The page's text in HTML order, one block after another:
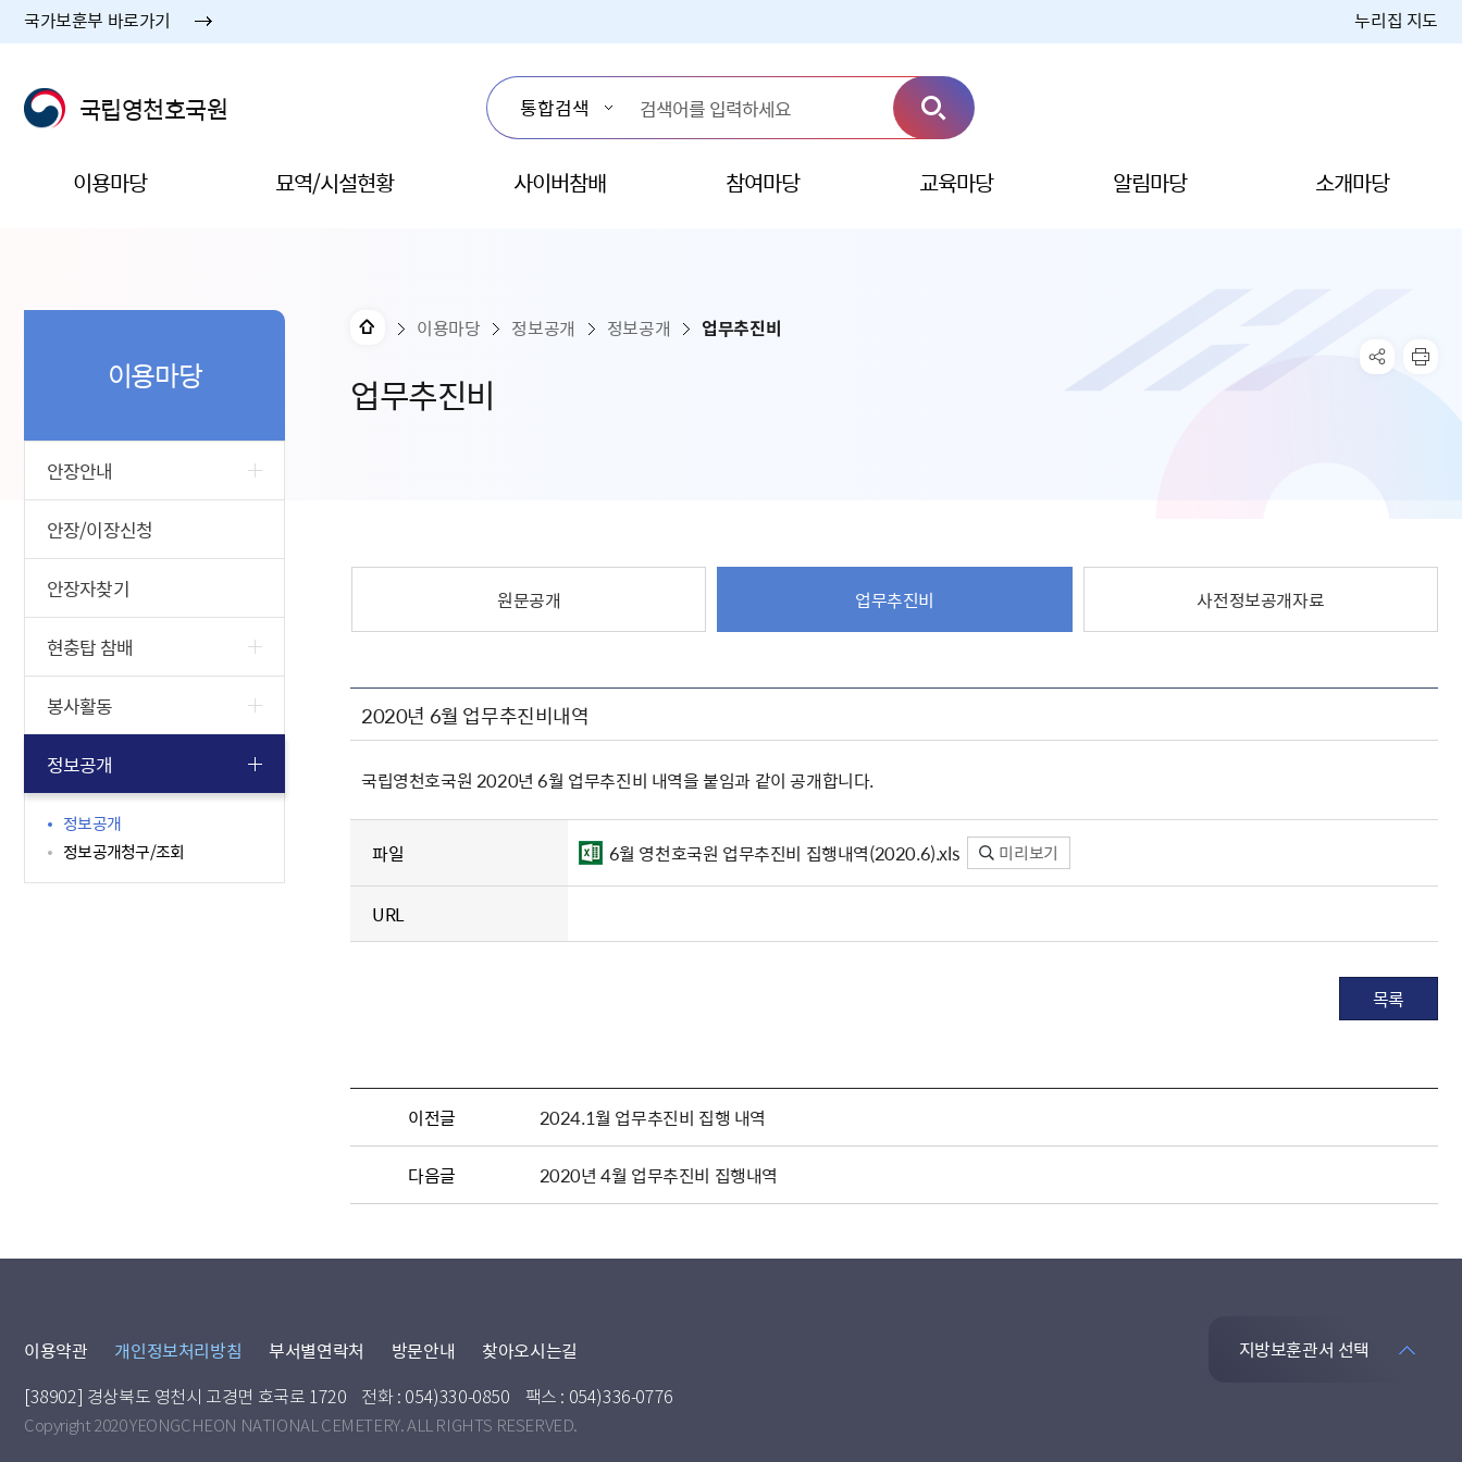
국가보훈부 바로가기 누리집 지도
국립영천호국원
이용마당 묘역/시설현황 사이버참배 참여마당 교육마당 알림마당 소개마당
업무추진비
이용마당 정보공개 정보공개 업무추진비
이용마당
안장안내
안장/이장신청
안장자찾기
현충탑 참배
봉사활동
정보공개
정보공개
정보공개청구/조회
원문공개 업무추진비 사전정보공개자료
2020년 6월 업무추진비내역
국립영천호국원 2020년 6월 업무추진비 내역을 붙임과 같이 공개합니다.
파일 6월 영천호국원 업무추진비 집행내역(2020.6).xls 미리보기
URL
목록
이전글 2024.1월 업무추진비 집행 내역
다음글 2020년 4월 업무추진비 집행내역
이용약관 개인정보처리방침 부서별연락처 방문안내 찾아오시는길
[38902] 경상북도 영천시 고경면 호국로 1720 전화 : 054)330-0850
팩스 : 054)336-0776
Copyright 2020 YEONGCHEON NATIONAL CEMETERY. ALL RIGHTS RESERVED.
지방보훈관서 선택